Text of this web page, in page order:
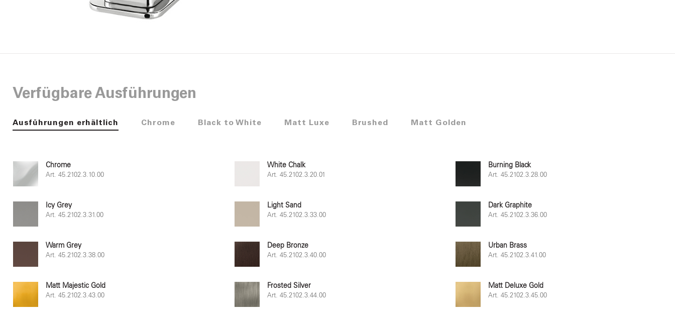
Verfügbare Ausführungen
Ausführungen erhältlich Chrome Black to White Matt Luxe Brushed Matt Golden
Chrome
Art. 45.2102.3.10.00
White Chalk
Art. 45.2102.3.20.01
Burning Black
Art. 45.2102.3.28.00
Icy Grey
Art. 45.2102.3.31.00
Light Sand
Art. 45.2102.3.33.00
Dark Graphite
Art. 45.2102.3.36.00
Warm Grey
Art. 45.2102.3.38.00
Deep Bronze
Art. 45.2102.3.40.00
Urban Brass
Art. 45.2102.3.41.00
Matt Majestic Gold
Art. 45.2102.3.43.00
Frosted Silver
Art. 45.2102.3.44.00
Matt Deluxe Gold
Art. 45.2102.3.45.00